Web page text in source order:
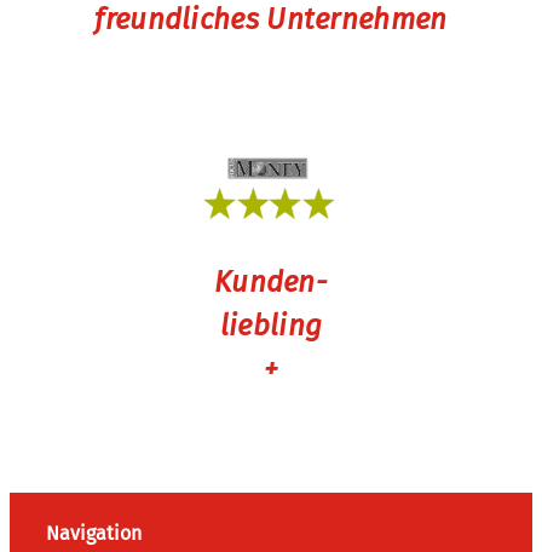
freundliches Unternehmen
Kunden-
liebling
+
Navigation